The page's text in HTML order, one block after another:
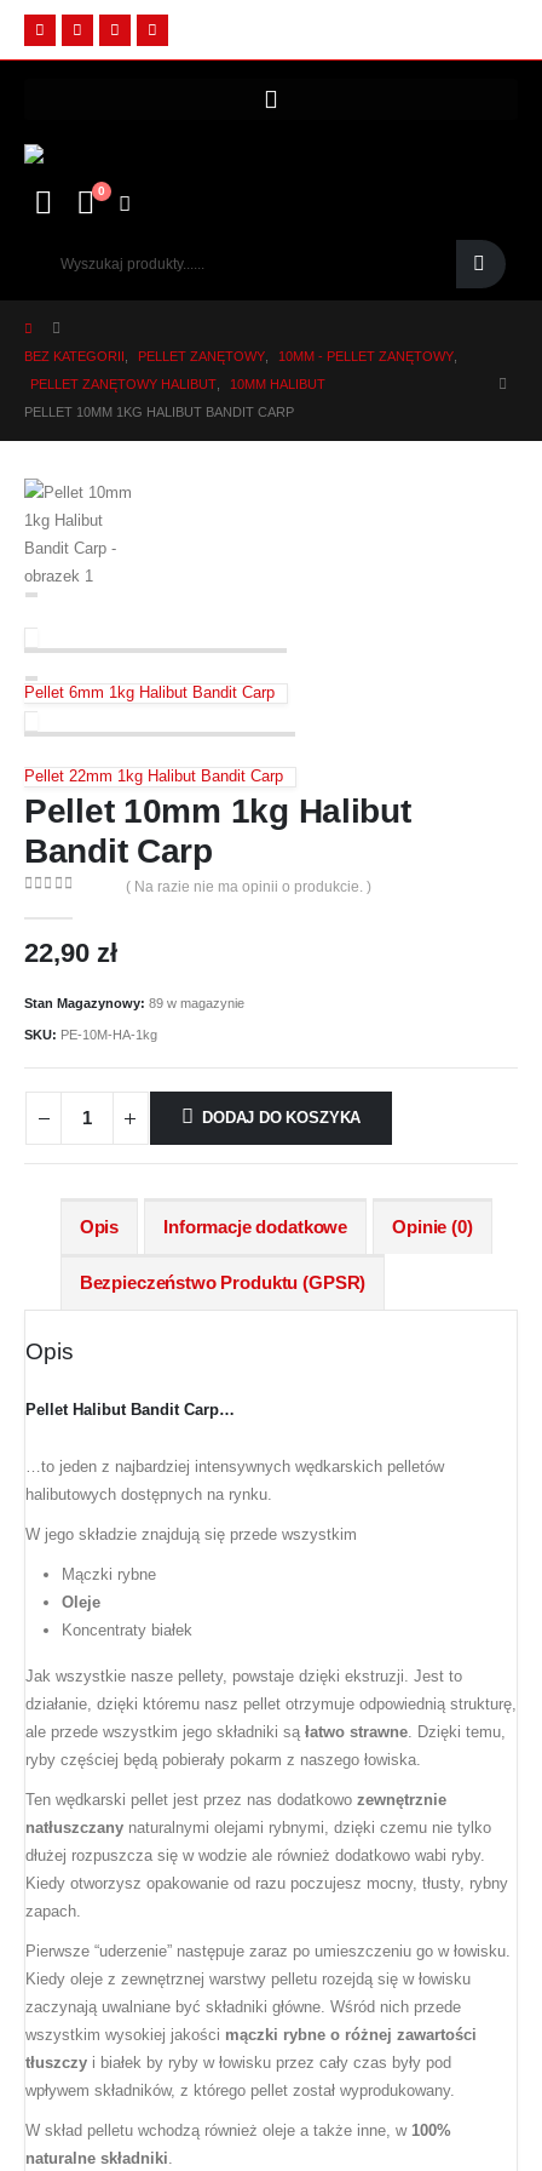
0
BEZ KATEGORII PELLET ZANĘTOWY 10MM - PELLET ZANĘTOWY
PELLET ZANĘTOWY HALIBUT
10MM HALIBUT
PELLET 10MM 1KG HALIBUT BANDIT CARP
Pellet 6mm 1kg Halibut Bandit Carp
Pellet 22mm 1kg Halibut Bandit Carp
Pellet 10mm 1kg Halibut
Bandit Carp
( Na razie nie ma opinii o produkcie. )
22,90 zł
Stan Magazynowy: 89 w magazynie
SKU: PE-10M-HA-1kg
DODAJ DO KOSZYKA
Opis Informacje dodatkowe Opinie (0)
Bezpieczeństwo Produktu (GPSR)
Opis
Pellet Halibut Bandit Carp…
…to jeden z najbardziej intensywnych wędkarskich pelletów
halibutowych dostępnych na rynku.
W jego składzie znajdują się przede wszystkim
Mączki rybne
Oleje
Koncentraty białek
Jak wszystkie nasze pellety, powstaje dzięki ekstruzji. Jest to
działanie, dzięki któremu nasz pellet otrzymuje odpowiednią strukturę,
ale przede wszystkim jego składniki są łatwo strawne . Dzięki temu,
ryby częściej będą pobierały pokarm z naszego łowiska.
Ten wędkarski pellet jest przez nas dodatkowo zewnętrznie
natłuszczany naturalnymi olejami rybnymi, dzięki czemu nie tylko
dłużej rozpuszcza się w wodzie ale również dodatkowo wabi ryby.
Kiedy otworzysz opakowanie od razu poczujesz mocny, tłusty, rybny
zapach.
Pierwsze “uderzenie” następuje zaraz po umieszczeniu go w łowisku.
Kiedy oleje z zewnętrznej warstwy pelletu rozejdą się w łowisku
zaczynają uwalniane być składniki główne. Wśród nich przede
wszystkim wysokiej jakości mączki rybne o różnej zawartości
tłuszczy i białek by ryby w łowisku przez cały czas były pod
wpływem składników, z którego pellet został wyprodukowany.
W skład pelletu wchodzą również oleje a także inne, w100%
naturalne składniki